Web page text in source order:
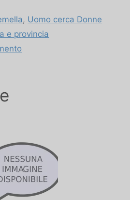
, Uomo cerca Donne
e provincia